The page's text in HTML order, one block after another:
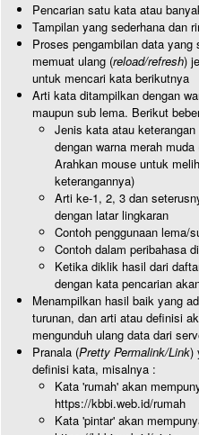
Pencarian satu kata atau
Tampilan yang sederhana dan
Proses pengambilan data
memuat ulang (reload/refresh)
untuk mencari kata berikutnya
Arti kata ditampilkan dengan
maupun sub lema. Berikut
Jenis kata atau
dengan warna merah
Arahkan mouse untuk
keterangannya)
Arti ke-1, 2, 3 dan
dengan latar lingkaran
Contoh penggunaan lema/
Contoh dalam peribahasa
Ketika diklik hasil dari
dengan kata pencarian
Menampilkan hasil baik yang
turunan, dan arti atau definisi
mengunduh ulang data dari
Pranala (Pretty Permalink/Link)
definisi kata, misalnya :
Kata 'rumah' akan
https://kbbi.web.id/rumah
Kata 'pintar' akan